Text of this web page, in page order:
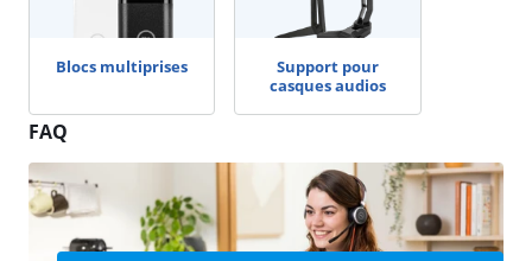
Blocs multiprises
Support pour
casques audios
FAQ